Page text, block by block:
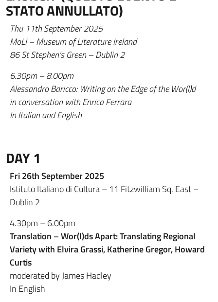
STATO ANNULLATO)
Thu 11th September 2025
MoLI – Museum of Literature Ireland
86 St Stephen’s Green – Dublin 2
6.30pm – 8.00pm
Alessandro Baricco: Writing on the Edge of the Wor(l)d
in conversation with Enrica Ferrara
In Italian and English
DAY 1
Fri 26th September 2025
Istituto Italiano di Cultura – 11 Fitzwilliam Sq. East –
Dublin 2
4.30pm – 6.00pm
Translation – Wor(l)ds Apart: Translating Regional
Variety with Elvira Grassi, Katherine Gregor, Howard
Curtis
moderated by James Hadley
In English